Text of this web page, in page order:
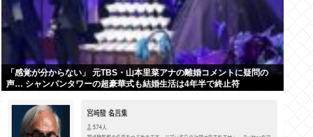
「感覚が分からない」 元TBS・山本里菜アナの離婚コメントに疑問の
声… シャンパンタワーの超豪華式も結婚生活は4年半で終止符